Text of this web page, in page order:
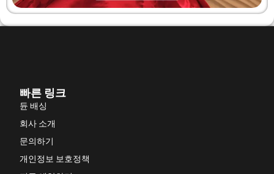
빠른 링크
듄 배싱
회사 소개
문의하기
개인정보 보호정책